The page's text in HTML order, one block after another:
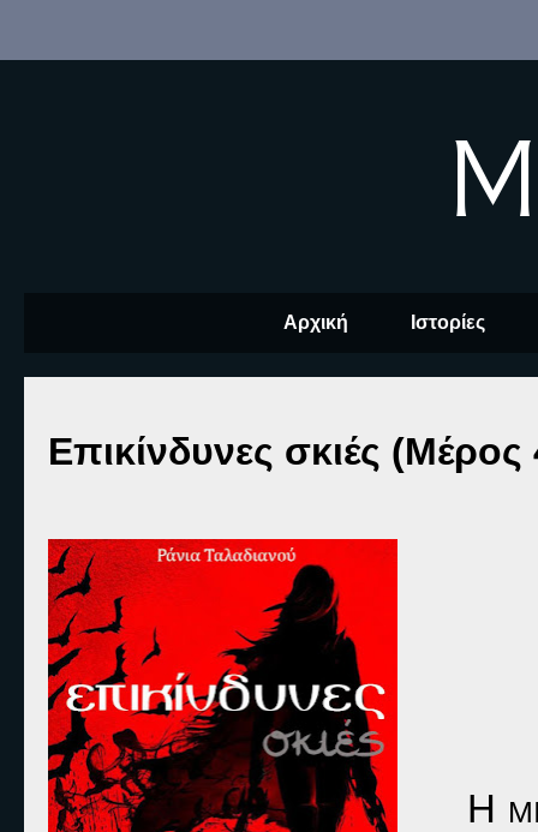
Αρχική Ιστορίες
Επικίνδυνες σκιές
Η